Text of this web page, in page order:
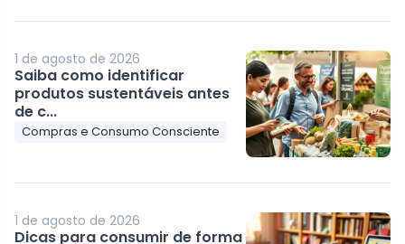
1 de agosto de 2026
Saiba como identificar
produtos sustentáveis antes
de c...
Compras e Consumo Consciente
1 de agosto de 2026
Dicas para consumir de forma